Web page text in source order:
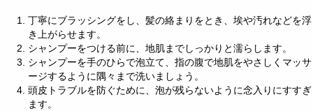
丁寧にブラッシングをし、髪の絡まりをとき、埃や汚れなどを浮
き上がらせます。
シャンプーをつける前に、地肌までしっかりと濡らします。
シャンプーを手のひらで泡立て、指の腹で地肌をやさしくマッサ
ージするように隅々まで洗いましょう。
頭皮トラブルを防ぐために、泡が残らないように念入りにすすぎ
ます。